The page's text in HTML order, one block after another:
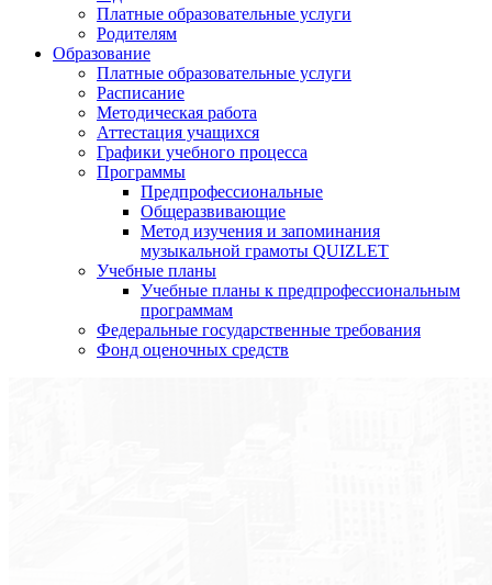
Платные образовательные услуги
Родителям
Образование
Платные образовательные услуги
Расписание
Методическая работа
Аттестация учащихся
Графики учебного процесса
Программы
Предпрофессиональные
Общеразвивающие
Метод изучения и запоминания
музыкальной грамоты QUIZLET
Учебные планы
Учебные планы к предпрофессиональным
программам
Федеральные государственные требования
Фонд оценочных средств